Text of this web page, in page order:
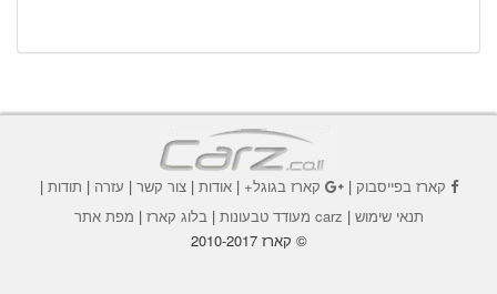
קארז בפייסבוק| קארז בגוגל+|אודות |צור קשר | עזרה | תודות |
תנאי שימוש | carz מעודד טבעונות | בלוג קארז | מפת אתר
© קארז 2010-2017